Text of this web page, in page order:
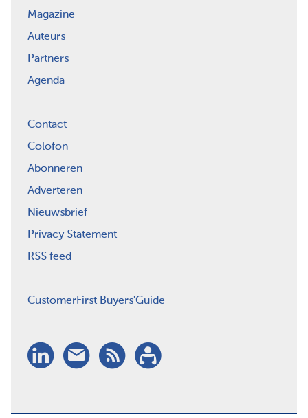
Magazine
Auteurs
Partners
Agenda
Contact
Colofon
Abonneren
Adverteren
Nieuwsbrief
Privacy Statement
RSS feed
CustomerFirst Buyers'Guide
LinkedIn
Nieuwsbrief
RSSAbonneren